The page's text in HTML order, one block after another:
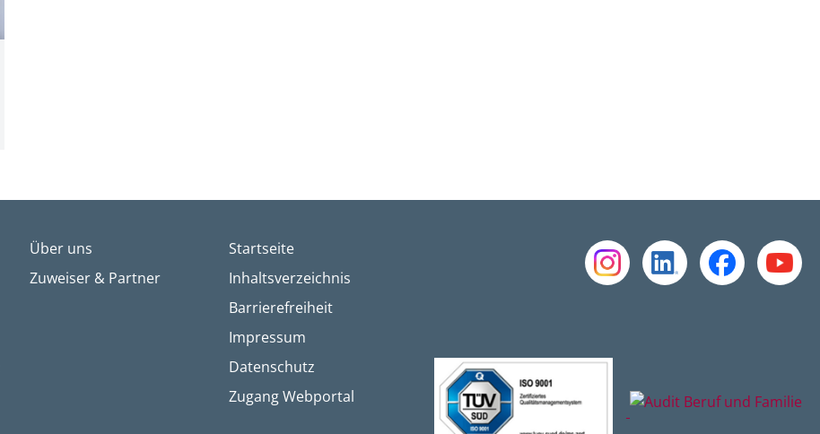
Über uns
Zuweiser & Partner
Startseite
Inhaltsverzeichnis
Barrierefreiheit
Impressum
Datenschutz
Zugang Webportal